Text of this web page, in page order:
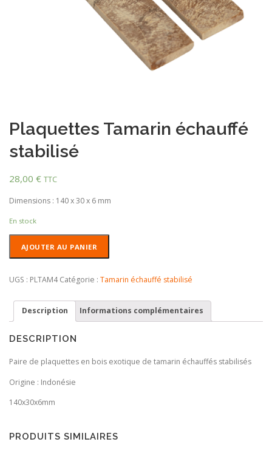
Plaquettes Tamarin échauffé
stabilisé
28,00 € TTC
Dimensions : 140 x 30 x 6 mm
En stock
Tamarin
stabilisé
AJOUTER AU PANIER
UGS : PLTAM4 Catégorie : Tamarin échauffé stabilisé
Description Informations complémentaires
DESCRIPTION
Paire de plaquettes en bois exotique de tamarin échauffés stabilisés
Origine : Indonésie
140x30x6mm
PRODUITS SIMILAIRES